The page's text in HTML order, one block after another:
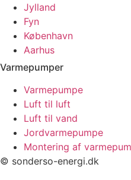
Jylland
Fyn
København
Aarhus
Varmepumper
Varmepumpe
Luft til luft
Luft til vand
Jordvarmepumpe
Montering af
© sonderso-energi.dk